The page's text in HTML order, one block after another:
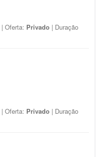
| Oferta: Privado | Duração
| Oferta: Privado | Duração